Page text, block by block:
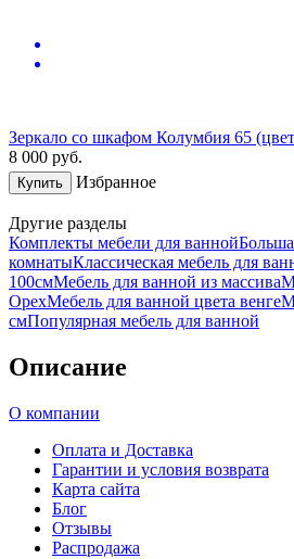
Зеркало со шкафом Колумбия 65
8 000 руб.
Купить Избранное
Другие разделы
Комплекты мебели для ванной
комнатыКлассическая мебель для
100смМебель для ванной из массива
ОрехМебель для ванной цвета венге
смПопулярная мебель для ванной
Описание
О компании
Оплата и Доставка
Гарантии и условия возврата
Карта сайта
Блог
Отзывы
Распродажа